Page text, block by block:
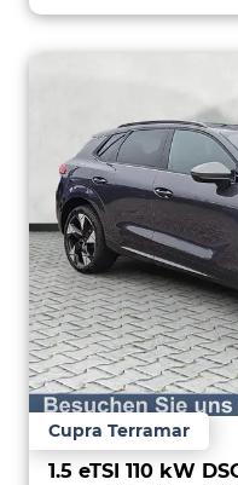
Cupra Terramar
1.5 eTSI 110 kW